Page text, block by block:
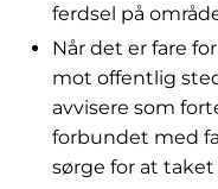
ferdsel på
Når det er fare
mot offentlig
avvisere som
forbundet med
sørge for at